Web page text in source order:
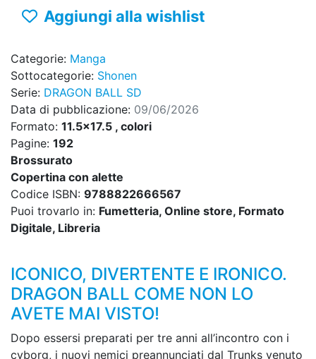
Aggiungi alla wishlist
Categorie: Manga
Sottocategorie: Shonen
Serie: DRAGON BALL SD
Data di pubblicazione: 09/06/2026
Formato: 11.5x17.5 , colori
Pagine: 192
Brossurato
Copertina con alette
Codice ISBN: 9788822666567
Puoi trovarlo in: Fumetteria, Online store, Formato
Digitale, Libreria
ICONICO, DIVERTENTE E IRONICO.
DRAGON BALL COME NON LO
AVETE MAI VISTO!
Dopo essersi preparati per tre anni all’incontro con i
cyborg, i nuovi nemici preannunciati dal Trunks venuto